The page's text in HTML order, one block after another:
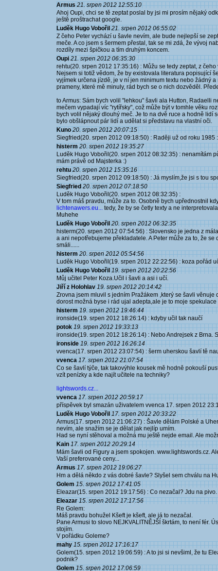
Armus 21. srpen 2012 12:55:10
Ahoj Oupi, chci se tě zeptat poslal by jsi mi prosím nějaký
ještě proštrachat google.
Luděk Hugo Vobořil 21. srpen 2012 06:55:02
Z čeho Peter vychází u šavle nevím, ale bude nejlepší se
meče. A co jsem s šermem přestal, tak se mi zdá, že vývoj
rozdíly mezi špičkou a tím druhým koncem.
Oupi 21. srpen 2012 06:35:30
rehtu(20. srpen 2012 17:35:16) : Můžu se tedy zeptat, z
Nejsem si totiž vědom, že by existovala literatura popisující
vyjímek určena jízdě, je v ní jen minimum textu nebo žádný
prameny, které mě minuly, rád bych se o nich dozvěděl.
to Armus: Sám bych volil "lehkou" šavli ala Hutton, Radaelli
mečem vypadají víc "rytířsky", což může být v tomhle věku
bych volil nějaký dlouhý meč. Je to na dvě ruce a hodně lidí
bylo obšlápnout pár lidí a udělat si představu na vlastní oči.
Kuno 20. srpen 2012 20:07:15
Siegfried(20. srpen 2012 09:18:50) : Raději už od roku 1985
histerm 20. srpen 2012 19:35:27
Luděk Hugo Vobořil(20. srpen 2012 08:32:35) : nenamítám
mám právě od Majsterka :)
rehtu 20. srpen 2012 15:35:16
Siegfried(20. srpen 2012 09:18:50) : Já myslím,že jsi s tou
Siegfried 20. srpen 2012 07:18:50
Luděk Hugo Vobořil(20. srpen 2012 08:32:35) :
V tom máš pravdu, může za to. Osobně bych upřednostnil
lichtenawers.eu... tedy, že by se četly texty a ne
Muhehe
Luděk Hugo Vobořil 20. srpen 2012 06:32:35
histerm(20. srpen 2012 07:54:56) : Slovensko je jedna z
a ani nepotřebujeme překladatele. A Peter může za to, že
smáli......
histerm 20. srpen 2012 05:54:56
Luděk Hugo Vobořil(19. srpen 2012 22:22:56) : koza pořád
Luděk Hugo Vobořil 19. srpen 2012 20:22:56
Můj učitel Peter Koza.Učil i šavli a asi i učí.
Jiří z Holohlav 19. srpen 2012 20:14:42
Zrovna jsem mluvil s jedním Pražákem ,který se šavli
dorost možná byse i rád ujal adepta,ale je to moje spekulace
histerm 19. srpen 2012 19:46:44
ironside(19. srpen 2012 18:26:14) : kdyby učil tak naučí
potok 19. srpen 2012 19:33:13
ironside(19. srpen 2012 18:26:14) : Nebo Andrejsek z Brna.
ironside 19. srpen 2012 16:26:14
vvenca(17. srpen 2012 23:07:54) : šerm uherskou šavlí tě
vvenca 17. srpen 2012 21:07:54
Co se šavlí týče, tak takovýhle kousek mě hodně pokouší
vzít penízky a kde najít učitele na techniky?
lightswords.cz...
vvenca 17. srpen 2012 20:59:17
příspěvek byl smazán uživatelem vvenca 17. srpen 2012
Luděk Hugo Vobořil 17. srpen 2012 20:33:22
Armus(17. srpen 2012 21:06:27) : Šavle dělám Polské a
nevím, ale snažím se je dělat jak nejlíp umím.
Had se nyní stěhoval a možná mu ještě nejde email. Ale
Kain 17. srpen 2012 20:29:14
Mám šavli od Figury a jsem spokojen. www.lightswords.cz.
Vaší preferované ceny...
Armus 17. srpen 2012 19:06:27
Hm a dělá někdo z vás dobré šavle? Slyšel sem chválu na
Golem 15. srpen 2012 17:41:05
Eleazar(15. srpen 2012 19:17:56) : Co nezačal? Jdu na pivo.
Eleazar 15. srpen 2012 17:17:56
Re Golem:
Máš pravdu bohužel Kšeft je kšeft, ale já to nezačal.
Pane Armusi to slovo NEJKVALITNĚJŠÍ škrtám, to není fér.
stojím.
V pořádku Goleme?
mahy 15. srpen 2012 17:16:17
Golem(15. srpen 2012 19:06:59) : A to jsi si nevšiml, že tu
podnik?
Golem 15. srpen 2012 17:06:59